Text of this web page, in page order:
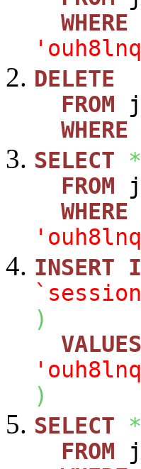
WHERE
DELETE
FROM
WHERE
SELECT
*
FROM
WHERE
INSERT
)
VALUES
)
SELECT
*
FROM